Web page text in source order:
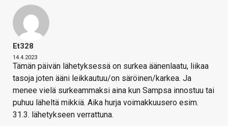
Et328
14.4.2023
Tämän päivän lähetyksessä on surkea äänenlaatu, liikaa
tasoja joten ääni leikkautuu/on säröinen/karkea. Ja
menee vielä surkeammaksi aina kun Sampsa innostuu tai
puhuu läheltä mikkiä. Aika hurja voimakkuusero esim.
31.3. lähetykseen verrattuna.